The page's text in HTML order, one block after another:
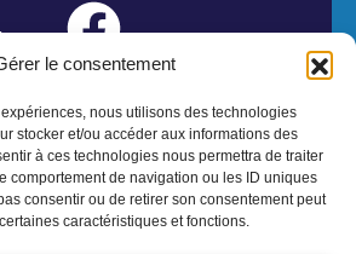
le consentement
nous utilisons des technologies
stocker et/ou accéder aux informations des
à ces technologies nous permettra de traiter
comportement de navigation ou les ID uniques
consentir ou de retirer son consentement peut
caractéristiques et fonctions.